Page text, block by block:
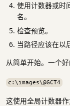
使用计数器或时
名。
检查预览。
当路径应该在以
从简单开始。一个好
c:\images\@GCT4
这使用全局计数器